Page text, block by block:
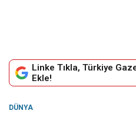
Linke Tıkla, Türkiye
Ekle!
DÜNYA